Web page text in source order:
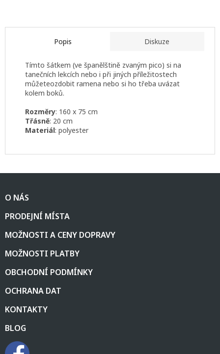
Popis Diskuze
Tímto šátkem (ve španělštině zvaným pico) si na
tanečních lekcích nebo i při jiných příležitostech
můžeteozdobit ramena nebo si ho třeba uvázat
kolem boků.
Rozměry: 160 x 75 cm
Třásně: 20 cm
Materiál: polyester
Z
pO NÁS
PRODEJNÍ MÍSTA
MOŽNOSTI A CENY DOPRAVY
MOŽNOSTI PLATBY
OBCHODNÍ PODMÍNKY
OCHRANA DAT
KONTAKTY
BLOG